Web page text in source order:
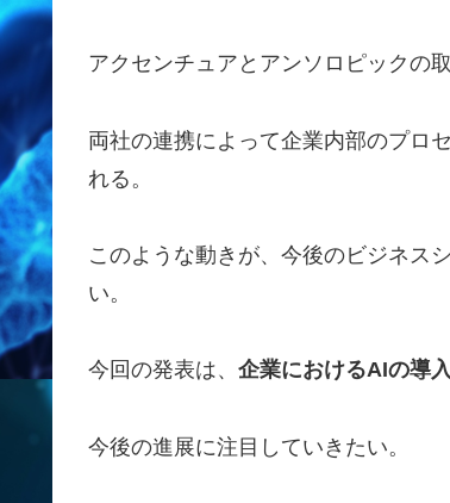
アクセンチュアとアンソロピックの
両社の連携によって企業内部のプロ
れる。
このような動きが、今後のビジネス
い。
今回の発表は、 企業におけるAIの導
今後の進展に注目していきたい。